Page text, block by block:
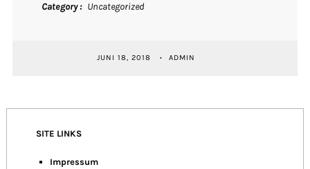
Category Uncategorized
JUNI 18, 2018 ADMIN
SITE LINKS
Impressum